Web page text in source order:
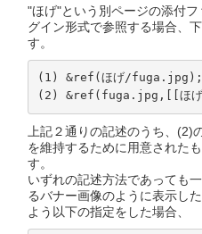
"ほげ"という別ページの添付
グイン形式で参照する場合、
す。
(1) &ref(ほげ/fuga.jpg);
(2) &ref(fuga.jpg,[[ほ
上記２通りの記述のうち、(2)
を維持するために用意された
す。
いずれの記述方法であっても
るバナー画像のように表示し
よう以下の指定をした場合、